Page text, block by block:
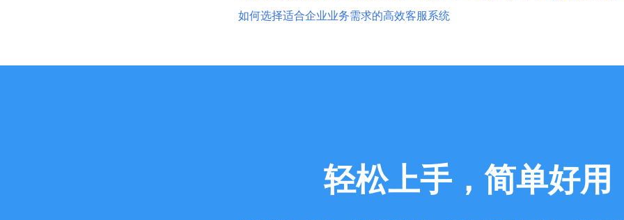
如何选择适合企业业务需求的高效客服系统
轻松上手，简单好用